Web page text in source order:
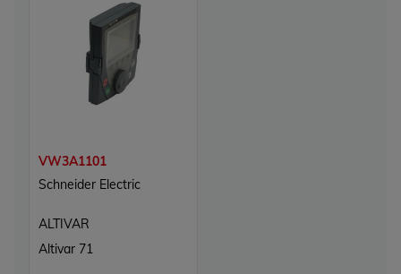
VW3A1101
Schneider Electric
ALTIVAR
Altivar 71